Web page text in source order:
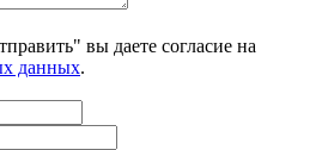
вы даете согласие на
данных.